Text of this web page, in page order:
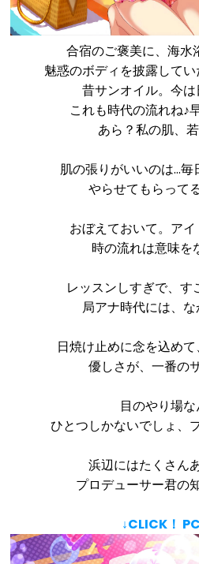
合宿のご褒美に、海水
魅惑のボディを披露してい
昔サンオイル。今は
これも時代の流れね♪
あら？私の肌、
肌の張りがいいのは…毎
やらせてもらって
おぼえておいて。アイ
時の流れは意味を
レッスンしすぎで、す
局アナ時代には、
日焼け止めに念を込めて
優しさが、一番の
目のやり場な
ひとつしかないでしょ、
浜辺にはたくさん
プロデューサー君の
↓CLICK！